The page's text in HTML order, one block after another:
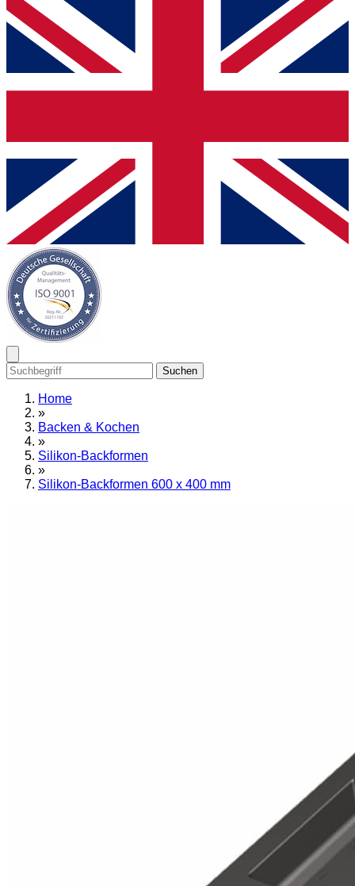
Suchen
Home
»
Backen & Kochen
»
Silikon-Backformen
»
Silikon-Backformen 600 x 400 mm